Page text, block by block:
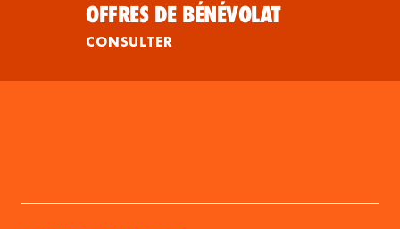
OFFRES DE BÉNÉVOLAT
CONSULTER